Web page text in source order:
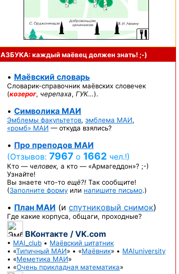
АЗБУКА: каждый маёвец должензнать! ;-)
• Маёвский словарь
Словарик-справочник маёвских словечек
(козерог, черепаха, ГУК…).
• Символика МАИ
Эмблемы факультетов, эмблема МАИ,
«ромб» МАИ — откуда взялись?
• Про преподов МАИ
(Отзывов: 7967 о 1662 чел.!)
Кто — человек, а кто — «Армагеддон»? ;-)
Узнайте!
Вы знаете что-то ещё?! Так сообщите!
(Заполните форму или напишите письмо.)
• План МАИ (и спутниковый снимок)
Где какие корпуса, общаги, проходные?
ВКонтакте / VK.com
• MAI_club • Маёвский цитатник
• «Типичный МАИ» • «Маёвник» • MAIuniversity
• «Меметика МАИ»
• «Очень прикладная математика»